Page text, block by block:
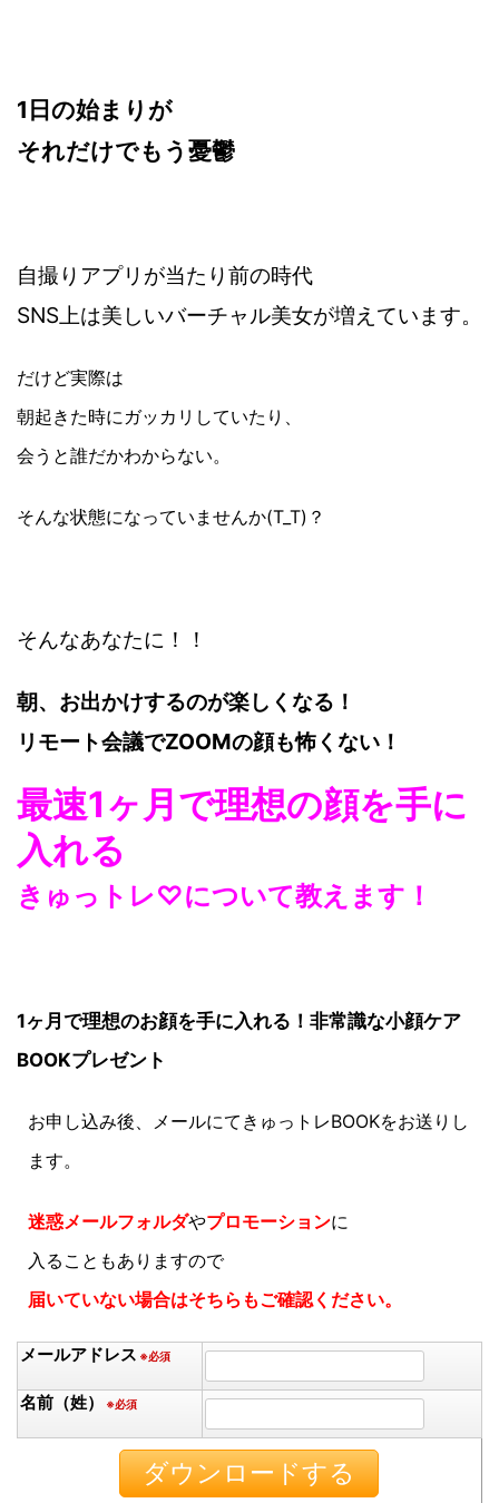
1日の始まりが
それだけでもう憂鬱
自撮りアプリが当たり前の時代
SNS上は美しいバーチャル美女が増えています。
だけど実際は
朝起きた時にガッカリしていたり、
会うと誰だかわからない。
そんな状態になっていませんか(T_T)？
そんなあなたに！！
朝、お出かけするのが楽しくなる！
リモート会議でZOOMの顔も怖くない！
最速1ヶ月で理想の顔を手に
入れる
きゅっトレ♡について教えます！
1ヶ月で理想のお顔を手に入れる！非常識な小顔ケア
BOOKプレゼント
お申し込み後、メールにてきゅっトレBOOKをお送りし
ます。
迷惑メールフォルダやプロモーションに
入ることもありますので
届いていない場合はそちらもご確認ください。
メールアドレス ※必須
名前（姓） ※必須